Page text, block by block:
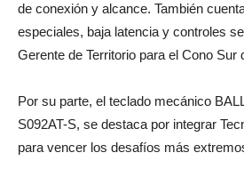
de conexión y alcance. También
especiales, baja latencia y controles
Gerente de Territorio para el Cono Sur
Por su parte, el teclado mecánico
S092AT-S, se destaca por integrar
para vencer los desafíos más